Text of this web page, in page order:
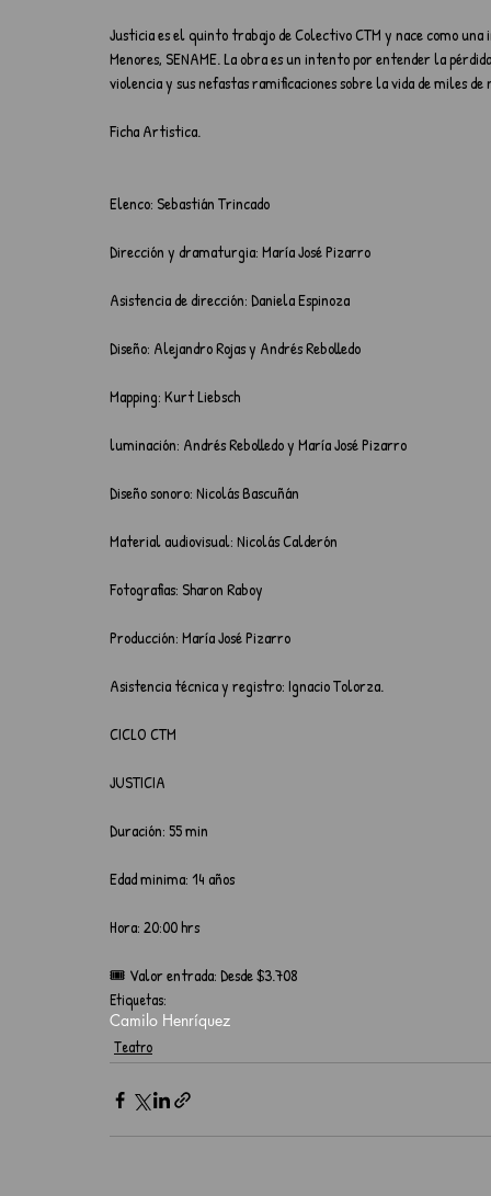
Justicia es el quinto trabajo de Colectivo CTM y nace como
Menores, SENAME. La obra es un intento por entender la
violencia y sus nefastas ramificaciones sobre la vida de miles
Ficha Artistica.
Elenco: Sebastián Trincado
Dirección y dramaturgia: María José Pizarro
Asistencia de dirección: Daniela Espinoza
Diseño: Alejandro Rojas y Andrés Rebolledo
Mapping: Kurt Liebsch
luminación: Andrés Rebolledo y María José Pizarro
Diseño sonoro: Nicolás Bascuñán
Material audiovisual: Nicolás Calderón
Fotografias: Sharon Raboy
Producción: María José Pizarro
Asistencia técnica y registro: Ignacio Tolorza.
CICLO CTM
JUSTICIA
Duración: 55 min
Edad minima: 14 años
Hora: 20:00 hrs
🎟️ Valor entrada: Desde $3.708
Etiquetas:
Camilo Henríquez
Teatro